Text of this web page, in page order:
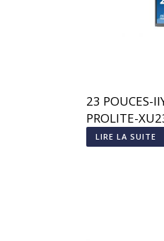
23 POUCES-
PROLITE-
LIRE LA SUITE